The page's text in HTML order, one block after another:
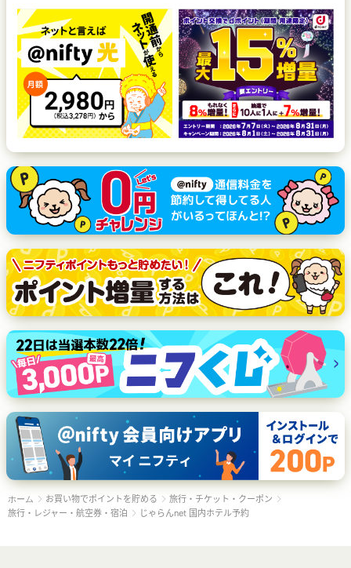
ホーム お買い物でポイントを貯める
旅行・チケット・クーポン
旅行・レジャー・航空券・宿泊
じゃらんnet 国内ホテル予約